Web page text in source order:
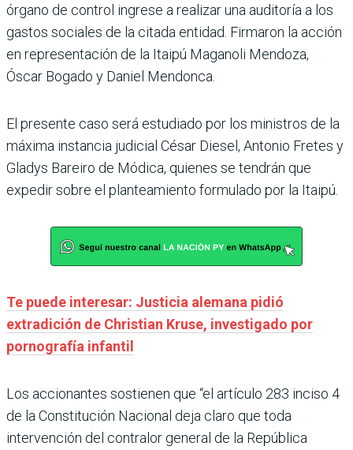
órgano de control ingrese a realizar una auditoría a los
gastos sociales de la citada entidad. Firmaron la acción
en representación de la Itaipú Maganoli Mendoza,
Óscar Bogado y Daniel Mendonca.
El presente caso será estudiado por los ministros de la
máxima instancia judicial César Diesel, Antonio Fretes y
Gladys Bareiro de Módica, quienes se tendrán que
expedir sobre el planteamiento formulado por la Itaipú.
Te puede interesar: Justicia alemana pidió
extradición de Christian Kruse, investigado por
pornografía infantil
Los accionantes sostienen que “el artículo 283 inciso 4
de la Constitución Nacional deja claro que toda
intervención del contralor general de la República